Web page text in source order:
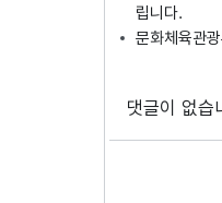
립니다.
문화체육관
댓글이 없습